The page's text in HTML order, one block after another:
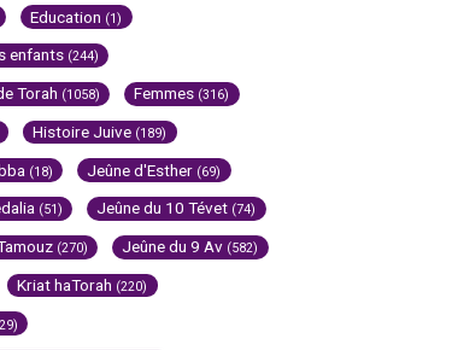
Education (1)
enfants (244)
Torah (1058) Femmes (316)
Histoire Juive (189)
(18) Jeûne d'Esther (69)
(51) Jeûne du 10 Tévet (74)
(270) Jeûne du 9 Av (582)
Kriat haTorah (220)